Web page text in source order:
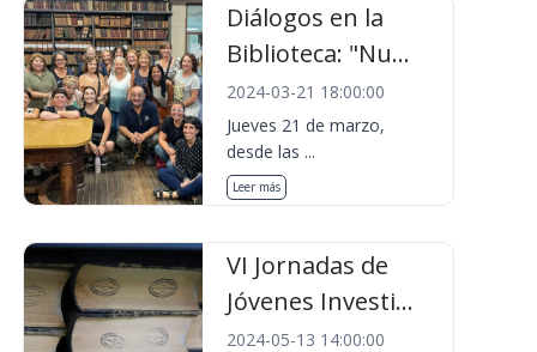
Diálogos en la
Biblioteca: "Nu...
2024-03-21 18:00:00
Jueves 21 de marzo,
desde las ...
Leer más
VI Jornadas de
Jóvenes Investi...
2024-05-13 14:00:00